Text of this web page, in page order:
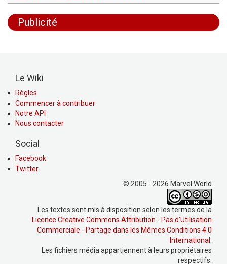
Publicité
Le Wiki
Règles
Commencer à contribuer
Notre API
Nous contacter
Social
Facebook
Twitter
© 2005 - 2026 Marvel World
Les textes sont mis à disposition selon les termes de la
Licence Creative Commons Attribution - Pas d’Utilisation
Commerciale - Partage dans les Mêmes Conditions 4.0
International .
Les fichiers média appartiennent à leurs propriétaires
respectifs.